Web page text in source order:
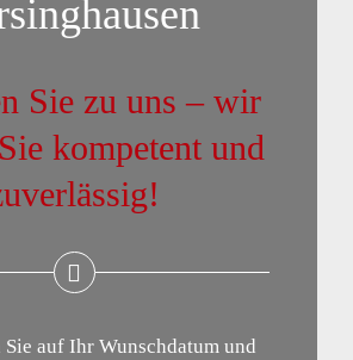
& PROJEKTLEITUNG
Sie zu uns – wir
kompetent und
auf Ihr Wunschdatum und